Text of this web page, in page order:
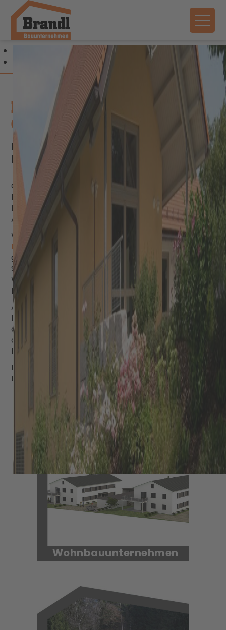
Bauen mit der Brandl
GmbH bei Landshut
Ihr Bauunternehmen in
Pfeffenhausen
Gerne sind wir mit unserem Meisterbetrieb, der
Brandl GmbH Bauunternehmen in Pfeffenhausen
bei Landshut, Ihr zuverlässiger und erfahrener
Ansprechpartner rund um das Bauen.
Wir führen Arbeiten am
Rohbau
aus und bei
Renovierungen
: Übertragen Sie uns jederzeit
gerne die Maurerarbeiten, die Beton- und
Stahlbetonarbeiten, die Erdarbeiten, die
Wärmedämmarbeiten und die Verputzarbeiten
bei Ihrem Neubau, Anbau oder Umbau.
Außerdem übernehmen wir für Sie die
Koordination unserer Arbeiten mit denen
anderer Gewerke – Sie erhalten alle Leistungen
aus einer Hand und müssen sich um nichts mehr
kümmern.
Enorm wichtig beim Bauen: eine durchdachte
Planung.
Wohnbauunternehmen
Mehr erfahren